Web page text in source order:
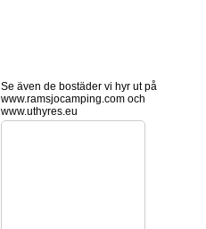
Se även de bostäder vi hyr ut på
www.ramsjocamping.com och
www.uthyres.eu